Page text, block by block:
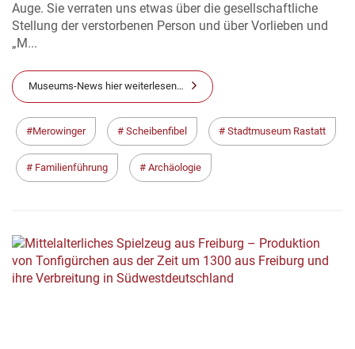
Auge. Sie verraten uns etwas über die gesellschaftliche
Stellung der verstorbenen Person und über Vorlieben und
„M...
Museums-News hier weiterlesen…
Merowinger Scheibenfibel Stadtmuseum Rastatt
Familienführung Archäologie